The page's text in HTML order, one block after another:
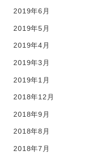
2019年6月
2019年5月
2019年4月
2019年3月
2019年1月
2018年12月
2018年9月
2018年8月
2018年7月